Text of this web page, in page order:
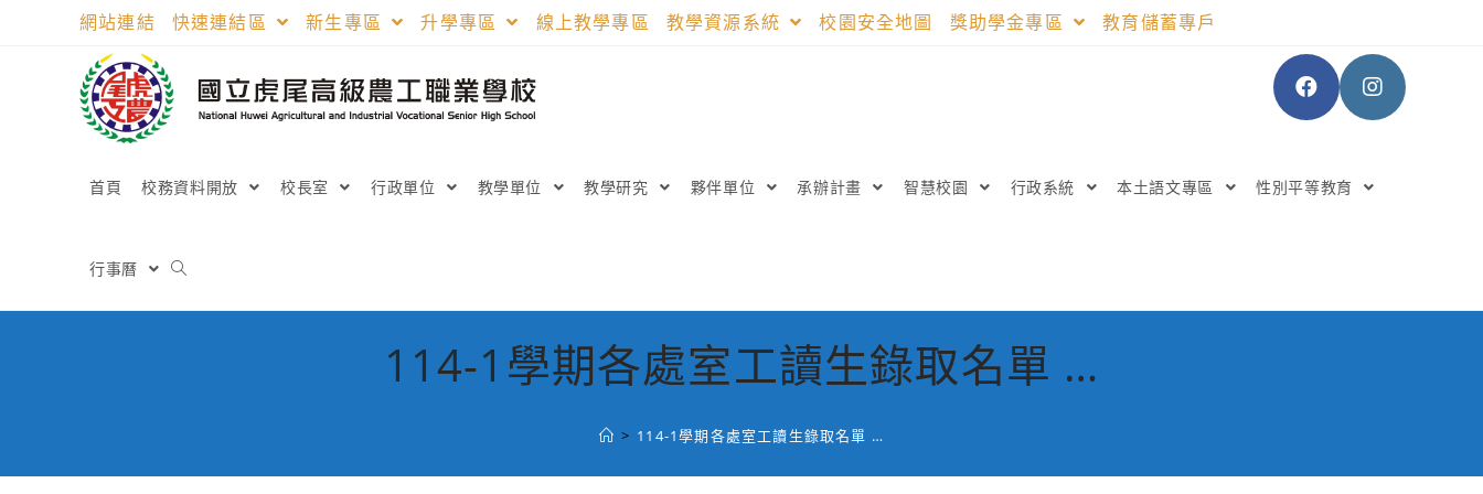
網站連結 快速連結區 新生專區 升學專區 線上教學專區 教學資源系統 校園安全地圖 獎助學金專區 教育儲蓄專戶
首頁 校務資料開放 校長室 行政單位 教學單位 教學研究 夥伴單位 承辦計畫 智慧校園 行政系統 本土語文專區 性別平等教育
行事曆
114-1學期各處室工讀生錄取名單 …
> 114-1學期各處室工讀生錄取名單 …